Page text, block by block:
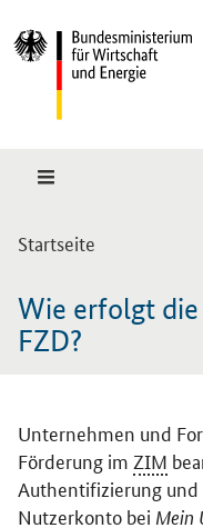
Sie sind hier:
Startseite
Wie erfolgt
FZD?
Unternehmen und
Förderung im ZIM
Authentifizierung und
Nutzerkonto bei Mein